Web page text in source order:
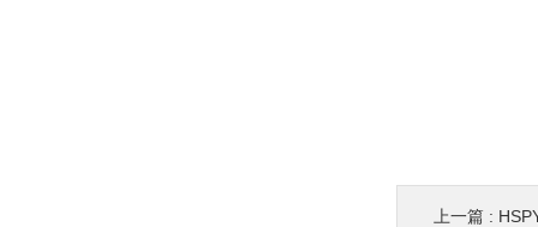
上一篇 : HSPY